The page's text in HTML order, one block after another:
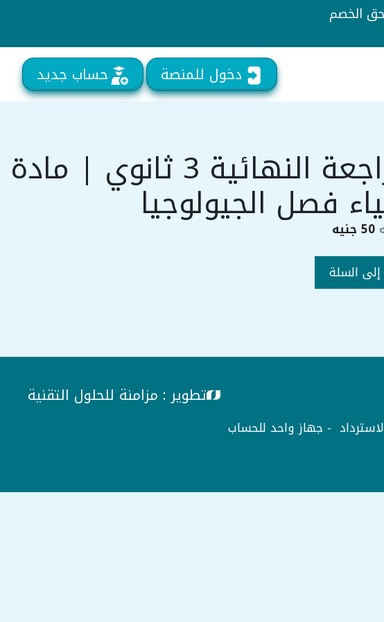
دخول للمنصة حساب جديد
المراجعة النهائية 3 ثانوي | مادة
فصل الجيولوجيا السعر
هو:
100 جنيه.
50 جنيهالسعر
هو:
50 جنيه.
السلة
تطوير : مزامنة للحلول التقنية
- جهاز واحد للحساب